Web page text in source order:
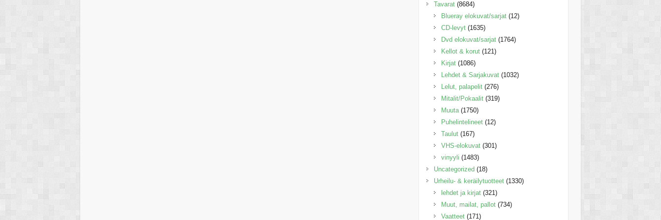
Tavarat (8684)
Blueray elokuvat/sarjat (12)
CD-levyt (1635)
Dvd elokuvat/sarjat (1764)
Kellot & korut (121)
Kirjat (1086)
Lehdet & Sarjakuvat (1032)
Lelut, palapelit (276)
Mitalit/Pokaalit (319)
Muuta (1750)
Puhelintelineet (12)
Taulut (167)
VHS-elokuvat (301)
vinyyli (1483)
Uncategorized (18)
Urheilu- & keräilytuotteet (1330)
lehdet ja kirjat (321)
Muut, mailat, pallot (734)
Vaatteet (171)